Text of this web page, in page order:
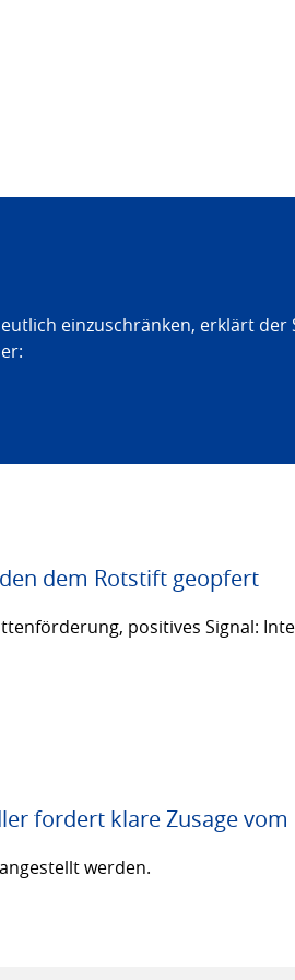
einzuschränken, erklärt der
dem Rotstift geopfert
positives Signal:
fordert klare Zusage vom
werden.